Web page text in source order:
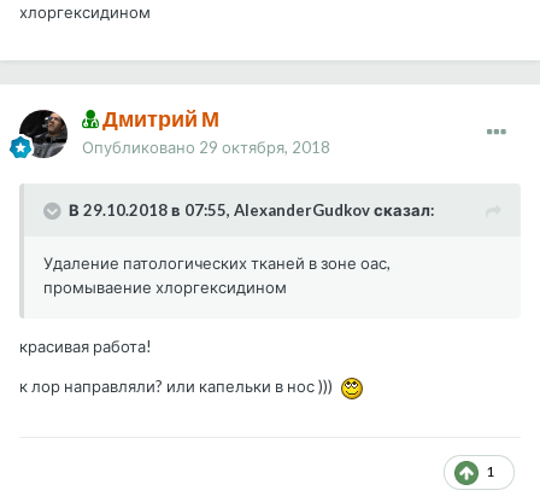
хлоргексидином
Дмитрий М
Опубликовано 29 октября, 2018
В 29.10.2018 в 07:55, AlexanderGudkov сказал:
Удаление патологических тканей в зоне оас,
промываение хлоргексидином
красивая работа!
к лор направляли? или капельки в нос )))
1